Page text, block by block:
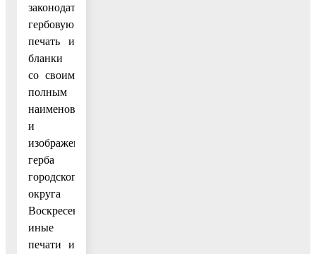
законодательством,
гербовую
печать и
бланки
со своим
полным
наименованием
и
изображением
герба
городского
округа
Воскресенск,
иные
печати и